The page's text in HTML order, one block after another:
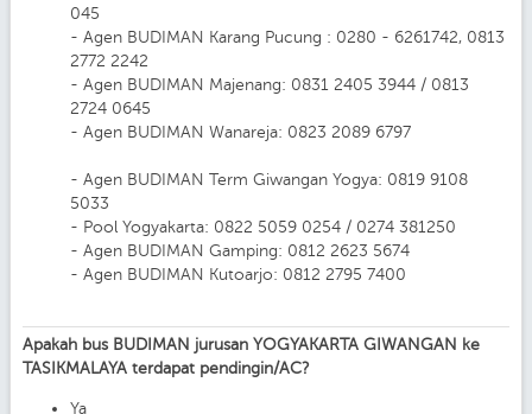
045
- Agen BUDIMAN Karang Pucung : 0280 - 6261742, 0813
2772 2242
- Agen BUDIMAN Majenang: 0831 2405 3944 / 0813
2724 0645
- Agen BUDIMAN Wanareja: 0823 2089 6797
- Agen BUDIMAN Term Giwangan Yogya: 0819 9108
5033
- Pool Yogyakarta: 0822 5059 0254 / 0274 381250
- Agen BUDIMAN Gamping: 0812 2623 5674
- Agen BUDIMAN Kutoarjo: 0812 2795 7400
Apakah bus BUDIMAN jurusan YOGYAKARTA GIWANGAN ke
TASIKMALAYA terdapat pendingin/AC?
Ya